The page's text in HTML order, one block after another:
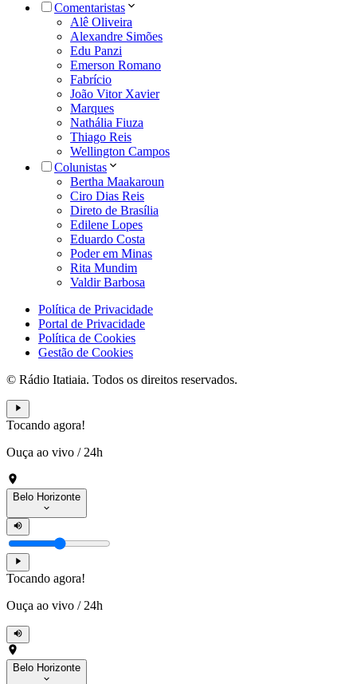
Comentaristas
Alê Oliveira
Alexandre Simões
Edu Panzi
Emerson Romano
Fabrício
João Vitor Xavier
Marques
Nathália Fiuza
Thiago Reis
Wellington Campos
Colunistas
Bertha Maakaroun
Ciro Dias Reis
Direto de Brasília
Edilene Lopes
Eduardo Costa
Poder em Minas
Rita Mundim
Valdir Barbosa
Política de Privacidade
Portal de Privacidade
Política de Cookies
Gestão de Cookies
© Rádio Itatiaia. Todos os direitos reservados.
Tocando agora!
Ouça ao vivo / 24h
Belo Horizonte
Tocando agora!
Ouça ao vivo / 24h
Belo Horizonte